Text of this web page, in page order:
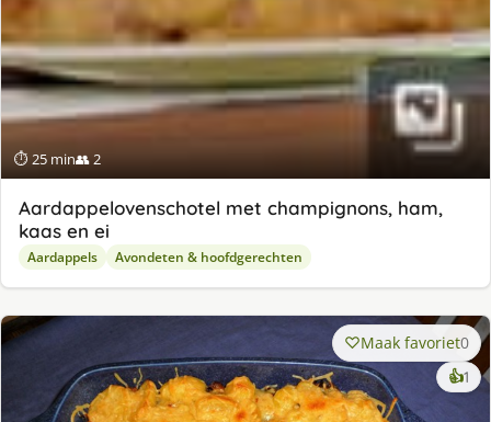
⏱ 25 min👥 2
Aardappelovenschotel met champignons, ham,
kaas en ei
Aardappels Avondeten & hoofdgerechten
Maak favoriet0
👍1